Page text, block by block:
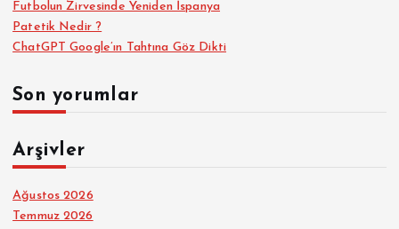
Futbolun Zirvesinde Yeniden İspanya
Patetik Nedir ?
ChatGPT Google’ın Tahtına Göz Dikti
Son yorumlar
Arşivler
Ağustos 2026
Temmuz 2026